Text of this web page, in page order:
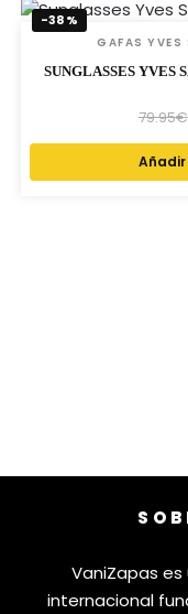
-38%
GAFAS YVES
SUNGLASSES YVES
79.95€
VaniZapas
internacional